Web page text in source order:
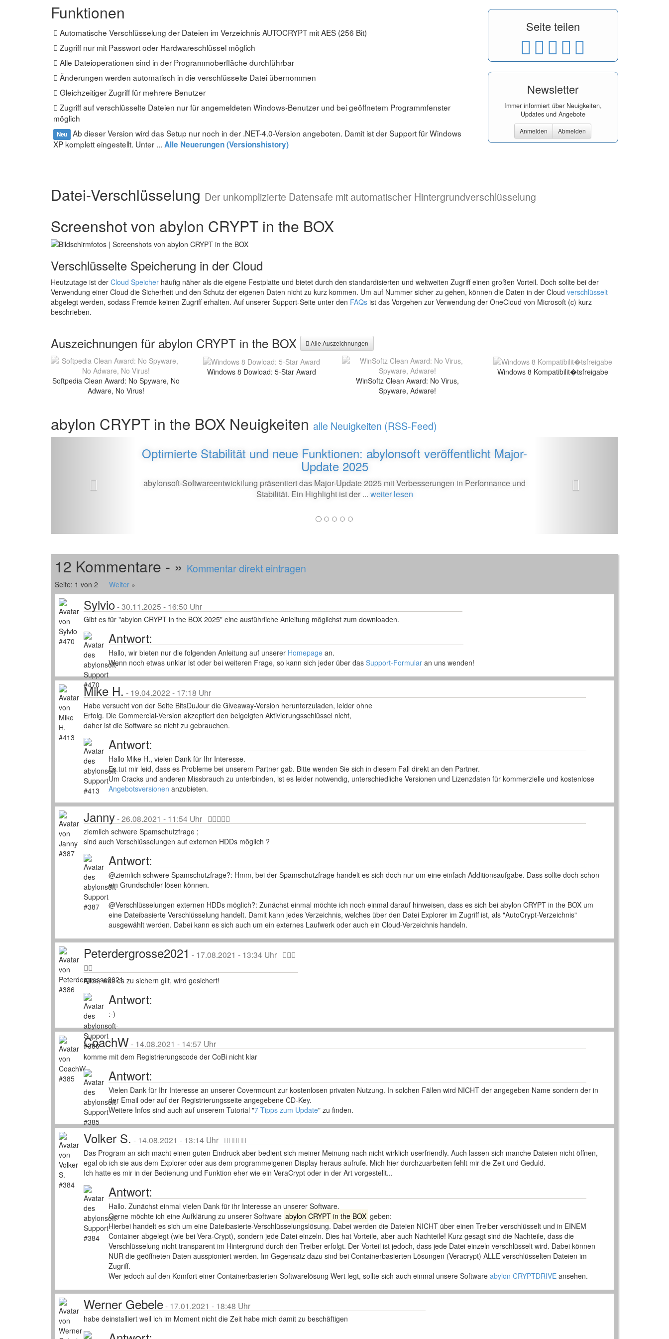
Funktionen
Automatische Verschlüsselung der Dateien im Verzeichnis AUTOCRYPT mit AES (256 Bit)
Zugriff nur mit Passwort oder Hardwareschlüssel möglich
Alle Dateioperationen sind in der Programmoberfläche durchführbar
Änderungen werden automatisch in die verschlüsselte Datei übernommen
Gleichzeitiger Zugriff für mehrere Benutzer
Zugriff auf verschlüsselte Dateien nur für angemeldeten Windows-Benutzer und bei geöffnetem Programmfenster
möglich
Neu Ab dieser Version wird das Setup nur noch in der .NET-4.0-Version angeboten. Damit ist der Support für Windows
XP komplett eingestellt. Unter ... Alle Neuerungen (Versionshistory)
Seite teilen
Newsletter
Immer informiert über Neuigkeiten,
Updates und Angebote
Anmelden Abmelden
Datei-Verschlüsselung Der unkomplizierte Datensafe mit automatischer Hintergrundverschlüsselung
Screenshot von abylon CRYPT in the BOX
Verschlüsselte Speicherung in der Cloud
Heutzutage ist der Cloud Speicher häufig näher als die eigene Festplatte und bietet durch den standardisierten und weltweiten Zugriff einen großen Vorteil. Doch sollte bei der
Verwendung einer Cloud die Sicherheit und den Schutz der eigenen Daten nicht zu kurz kommen. Um auf Nummer sicher zu gehen, können die Daten in der Cloud verschlüsselt
abgelegt werden, sodass Fremde keinen Zugriff erhalten. Auf unserer Support-Seite unter den FAQs ist das Vorgehen zur Verwendung der OneCloud von Microsoft (c) kurz
beschrieben.
Auszeichnungen für abylon CRYPT in the BOX Alle Auszeichnungen
Softpedia Clean Award: No Spyware, No
Adware, No Virus!
Windows 8 Dowload: 5-Star Award
WinSoftz Clean Award: No Virus,
Spyware, Adware!
Windows 8 Kompatibilit�tsfreigabe
abylon CRYPT in the BOX Neuigkeiten alle Neuigkeiten (RSS-Feed)
Optimierte Stabilität und neue Funktionen: abylonsoft veröffentlicht Major-
Update 2025
abylonsoft-Softwareentwickilung präsentiert das Major-Update 2025 mit Verbesserungen in Performance und
Stabilität. Ein Highlight ist der ... weiter lesen
12 Kommentare - » Kommentar direkt eintragen
Seite: 1 von 2 Weiter »
Sylvio-30.11.2025 - 16:50 Uhr
Gibt es für "abylon CRYPT in the BOX 2025" eine ausführliche Anleitung möglichst zum downloaden.
Antwort:
Hallo, wir bieten nur die folgenden Anleitung auf unserer Homepage an.
Wenn noch etwas unklar ist oder bei weiteren Frage, so kann sich jeder über das Support-Formular an uns wenden!
Mike H. - 19.04.2022 - 17:18 Uhr
Habe versucht von der Seite BitsDuJour die Giveaway-Version herunterzuladen, leider ohne
Erfolg. Die Commercial-Version akzeptiert den beigelgten Aktivierungsschlüssel nicht,
daher ist die Software so nicht zu gebrauchen.
Antwort:
Hallo Mike H., vielen Dank für Ihr Interesse.
Es tut mir leid, dass es Probleme bei unserem Partner gab. Bitte wenden Sie sich in diesem Fall direkt an den Partner.
Um Cracks und anderen Missbrauch zu unterbinden, ist es leider notwendig, unterschiedliche Versionen und Lizenzdaten für kommerzielle und kostenlose
Angebotsversionen anzubieten.
Janny-26.08.2021 - 11:54 Uhr
ziemlich schwere Spamschutzfrage ;
sind auch Verschlüsselungen auf externen HDDs möglich ?
Antwort:
@ziemlich schwere Spamschutzfrage?: Hmm, bei der Spamschutzfrage handelt es sich doch nur um eine einfach Additionsaufgabe. Dass sollte doch schon
ein Grundschüler lösen können.
@Verschlüsselungen externen HDDs möglich?: Zunächst einmal möchte ich noch einmal darauf hinweisen, dass es sich bei abylon CRYPT in the BOX um
eine Dateibasierte Verschlüsselung handelt. Damit kann jedes Verzeichnis, welches über den Datei Explorer im Zugriff ist, als "AutoCrypt-Verzeichnis"
ausgewählt werden. Dabei kann es sich auch um ein externes Laufwerk oder auch ein Cloud-Verzeichnis handeln.
Peterdergrosse2021 - 17.08.2021 - 13:34 Uhr
Alles, was es zu sichern gilt, wird gesichert!
Antwort:
:-)
CoachW- 14.08.2021 - 14:57 Uhr
komme mit dem Registrierungscode der CoBi nicht klar
Antwort:
Vielen Dank für Ihr Interesse an unserer Covermount zur kostenlosen privaten Nutzung. In solchen Fällen wird NICHT der angegeben Name sondern der in
der Email oder auf der Registrierungsseite angegebene CD-Key.
Weitere Infos sind auch auf unserem Tutorial "7 Tipps zum Update" zu finden.
Volker S. - 14.08.2021 - 13:14 Uhr
Das Program an sich macht einen guten Eindruck aber bedient sich meiner Meinung nach nicht wirklich userfriendly. Auch lassen sich manche Dateien nicht öffnen,
egal ob ich sie aus dem Explorer oder aus dem programmeigenen Display heraus aufrufe. Mich hier durchzuarbeiten fehlt mir die Zeit und Geduld.
Ich hatte es mir in der Bedienung und Funktion eher wie ein VeraCrypt oder in der Art vorgestellt...
Antwort:
Hallo. Zunächst einmal vielen Dank für ihr Interesse an unserer Software.
Gerne möchte ich eine Aufklärung zu unserer Software abylon CRYPT in the BOX geben:
Hierbei handelt es sich um eine Dateibasierte-Verschlüsselungslösung. Dabei werden die Dateien NICHT über einen Treiber verschlüsselt und in EINEM
Container abgelegt (wie bei Vera-Crypt), sondern jede Datei einzeln. Dies hat Vorteile, aber auch Nachteile! Kurz gesagt sind die Nachteile, dass die
Verschlüsselung nicht transparent im Hintergrund durch den Treiber erfolgt. Der Vorteil ist jedoch, dass jede Datei einzeln verschlüsselt wird. Dabei können
NUR die geöffneten Daten ausspioniert werden. Im Gegensatz dazu sind bei Containerbasierten Lösungen (Veracrypt) ALLE verschlüsselten Dateien im
Zugriff.
Wer jedoch auf den Komfort einer Containerbasierten-Softwarelösung Wert legt, sollte sich auch einmal unsere Software abylon CRYPTDRIVE ansehen.
Werner Gebele- 17.01.2021 - 18:48 Uhr
habe deinstalliert weil ich im Moment nicht die Zeit habe mich damit zu beschäftigen